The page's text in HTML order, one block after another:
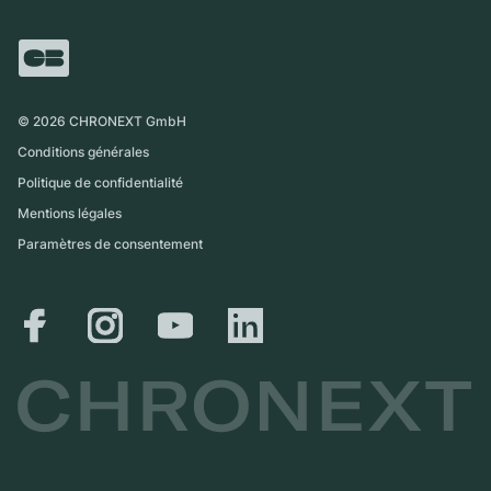
International
Magazine
Retrait sur place
© 2026 CHRONEXT GmbH
Conditions générales
Politique de confidentialité
Mentions légales
Paramètres de consentement